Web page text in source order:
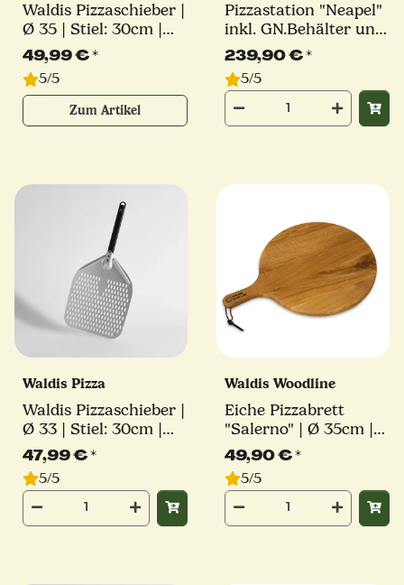
Waldis Pizzaschieber |
Ø 35 | Stiel: 30cm |
Linie Classico
49,99 €*
5/5
Zum Artikel
Pizzastation "Neapel"
inkl. GN.Behälter und
Deckel | Waldis
239,90 €*
5/5
Waldis Pizza
Waldis Pizzaschieber |
Ø 33 | Stiel: 30cm |
Linie Classico
47,99 €*
5/5
Waldis Woodline
Eiche Pizzabrett
"Salerno" | Ø 35cm |
Waldis
49,90 €*
5/5